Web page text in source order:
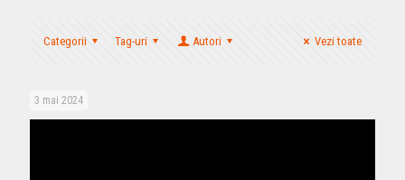
Categorii Tag-uri Autori Vezi toate
3 mai 2024